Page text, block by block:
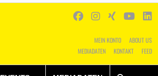
MEIN KONTO
ABOUT US
MEDIADATEN
KONTAKT FEED